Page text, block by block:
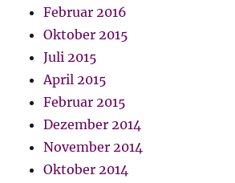
Februar 2016
Oktober 2015
Juli 2015
April 2015
Februar 2015
Dezember 2014
November 2014
Oktober 2014